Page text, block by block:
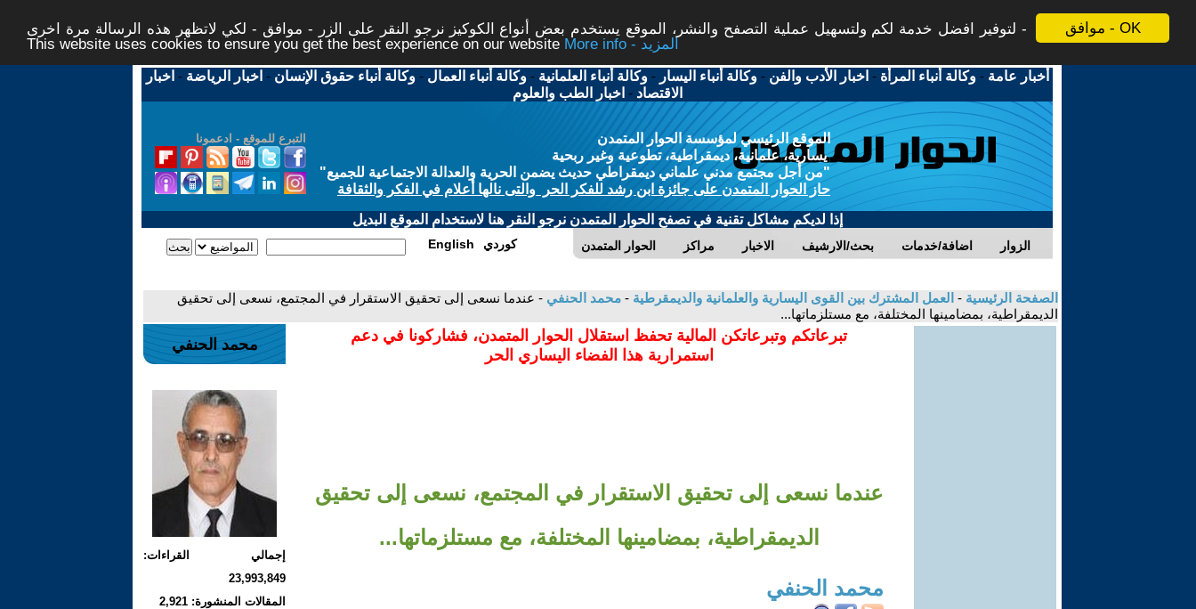
موافق - OK
لتوفير افضل خدمة لكم ولتسهيل عملية التصفح والنشر، الموقع يستخدم بعض أنواع الكوكيز نرجو النقر على الزر - موافق - لكي لاتظهر هذه الرسالة مرة اخرى -
This website uses cookies to ensure you get the best experience on our website
More info - المزيد
أخبار عامة -وكالة أنباء المرأة - اخبار الأدب والفن -وكالة أنباء اليسار -وكالة أنباء العلمانية -وكالة أنباء العمال -وكالة أنباء حقوق الإنسان - اخبار الرياضة - اخبار
الاقتصاد - اخبار الطب والعلوم
التبرع للموقع - ادعمونا
الموقع الرئيسي لمؤسسة الحوار المتمدن
يسارية، علمانية، ديمقراطية، تطوعية وغير ربحية
"من أجل مجتمع مدني علماني ديمقراطي حديث يضمن الحرية والعدالة الاجتماعية للجميع"
حاز الحوار المتمدن على جائزة ابن رشد للفكر الحر والتى نالها أعلام في الفكر والثقافة
إذا لديكم مشاكل تقنية في تصفح الحوار المتمدن نرجو النقر هنا لاستخدام الموقع البديل
الحوار المتمدن مراكز الاخبار بحث/الارشيف اضافة/خدمات الزوار English كوردي
الصفحة الرئيسية - العمل المشترك بين القوى اليسارية والعلمانية والديمقرطية - محمد الحنفي - عندما نسعى إلى تحقيق الاستقرار في المجتمع، نسعى إلى تحقيق
الديمقراطية، بمضامينها المختلفة، مع مستلزماتها...
تبرعاتكم وتبرعاتكن المالية تحفظ استقلال الحوار المتمدن، فشاركونا في دعم
استمرارية هذا الفضاء اليساري الحر
عندما نسعى إلى تحقيق الاستقرار في المجتمع، نسعى إلى تحقيق
الديمقراطية، بمضامينها المختلفة، مع مستلزماتها...
محمد الحنفي
محمد الحنفي
إجمالي القراءات:
23,993,849
المقالات المنشورة: 2,921